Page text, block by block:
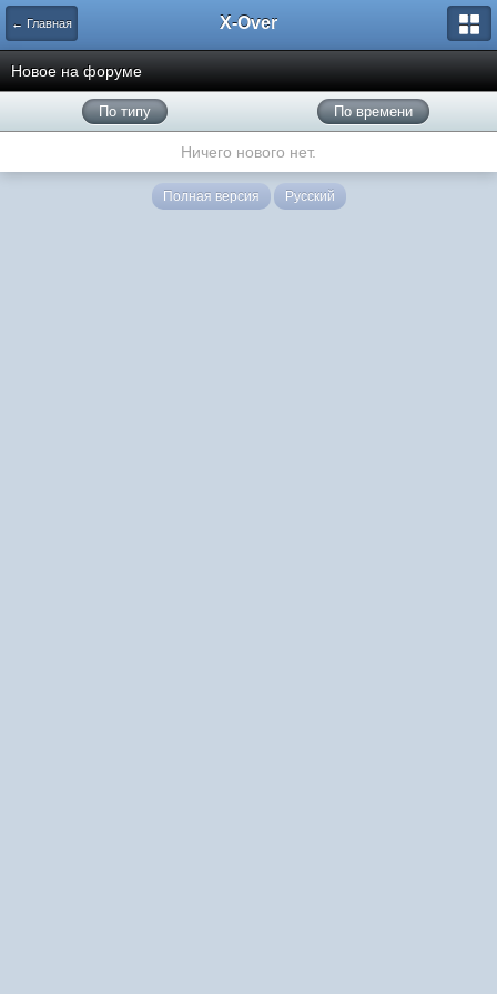
← Главная X-Over
Новое на форуме
По типу По времени
Ничего нового нет.
Полная версия Русский